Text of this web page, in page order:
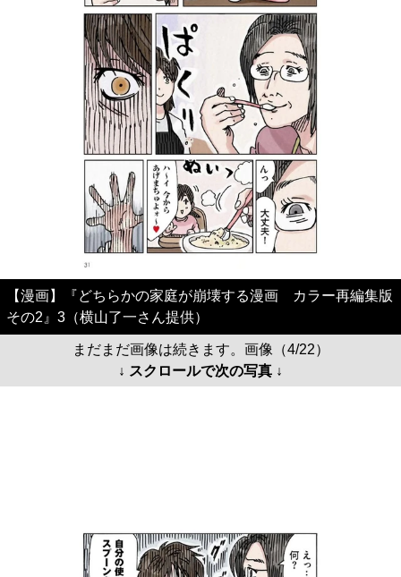
【漫画】『どちらかの家庭が崩壊する漫画 カラー再編集版
その2』3（横山了一さん提供）
まだまだ画像は続きます。画像（4/22）
↓ スクロールで次の写真 ↓